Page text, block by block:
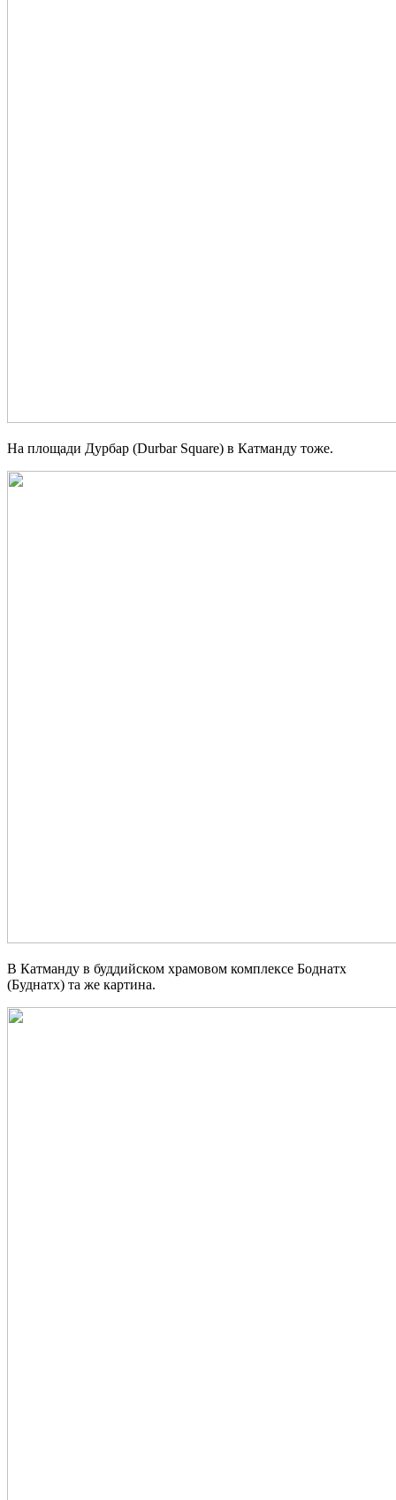
На площади Дурбар (Durbar Square) в Катманду тоже.
В Катманду в буддийском храмовом комплексе Боднатх
(Буднатх) та же картина.